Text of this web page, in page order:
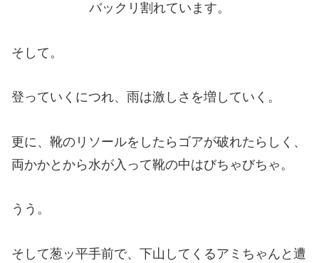
バックリ割れています。
そして。
登っていくにつれ、雨は激しさを増していく。
更に、靴のリソールをしたらゴアが破れたらしく、
両かかとから水が入って靴の中はびちゃびちゃ。
うう。
そして葱ッ平手前で、下山してくるアミちゃんと遭